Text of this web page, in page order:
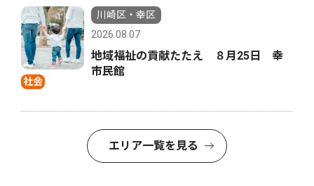
社会
川崎区・幸区
2026.08.07
地域福祉の貢献たたえ ８月25日 幸
市民館
エリア一覧を見る